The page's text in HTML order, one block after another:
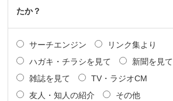
たか？
サーチエンジン
リンク集より
ハガキ・チラシを見て
新聞を見て
雑誌を見て
TV・ラジオCM
友人・知人の紹介
その他